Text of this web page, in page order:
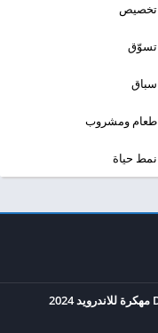
تخصيص
تسوّق
سباق
طعام ومشروب
نمط حياة